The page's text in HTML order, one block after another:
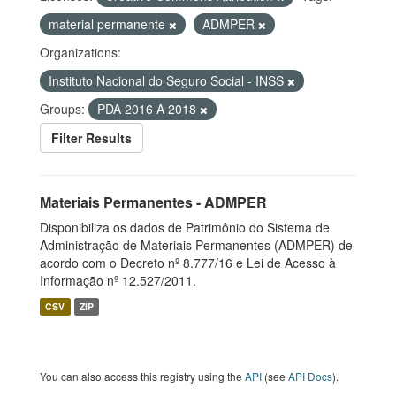
material permanente
ADMPER
Organizations:
Instituto Nacional do Seguro Social - INSS
Groups:
PDA 2016 A 2018
Filter Results
Materiais Permanentes - ADMPER
Disponibiliza os dados de Patrimônio do Sistema de
Administração de Materiais Permanentes (ADMPER) de
acordo com o Decreto nº 8.777/16 e Lei de Acesso à
Informação nº 12.527/2011.
CSV ZIP
You can also access this registry using the API (see API Docs).